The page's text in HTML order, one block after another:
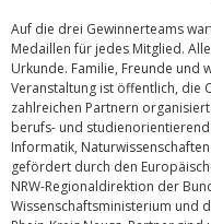
Auf die drei Gewinnerteams
Medaillen für jedes Mitglied.
Urkunde. Familie, Freunde und
Veranstaltung ist öffentlich, die
zahlreichen Partnern
berufs- und
Informatik,
gefördert durch den
NRW-Regionaldirektion der
Wissenschaftsministerium und